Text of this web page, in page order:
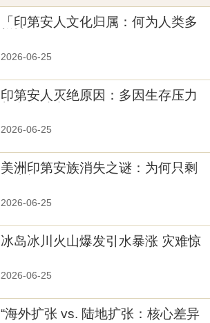
「印第安人文化归属：何为人类多
2026-06-25
印第安人灭绝原因：多因生存压力
2026-06-25
美洲印第安族消失之谜：为何只剩
2026-06-25
冰岛冰川火山爆发引水暴涨 灾难惊
2026-06-25
“海外扩张 vs. 陆地扩张：核心差异